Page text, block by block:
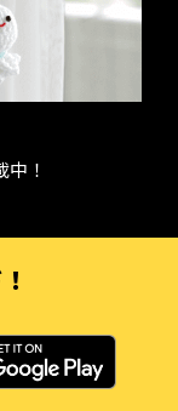
！